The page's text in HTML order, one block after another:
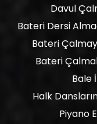
Davul
Bateri Dersi
Bateri
Bateri
Bale
Halk
Piyano